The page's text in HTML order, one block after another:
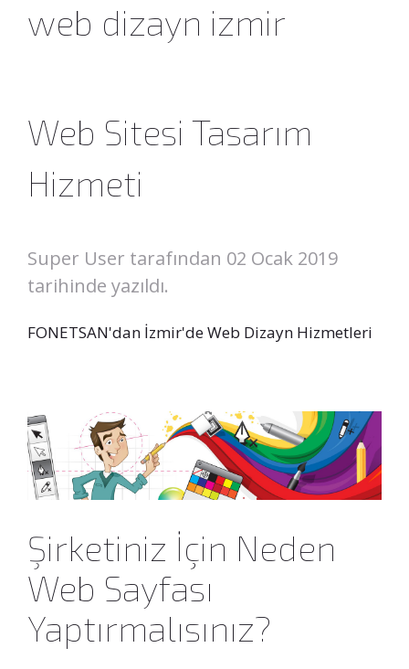
web dizayn izmir
Web Sitesi Tasarım
Hizmeti
Super User tarafından 02 Ocak 2019
tarihinde yazıldı.
FONETSAN'dan İzmir'de Web Dizayn Hizmetleri
Şirketiniz İçin Neden
Web Sayfası
Yaptırmalısınız?